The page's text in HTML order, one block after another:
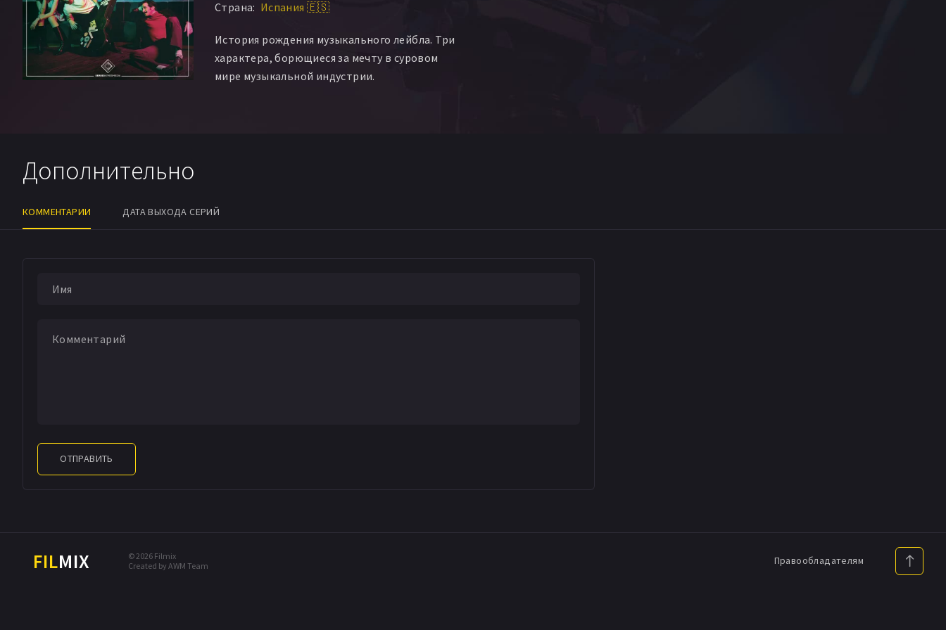
Страна: Испания 🇪🇸
История рождения музыкального лейбла. Три
характера, борющиеся за мечту в суровом
мире музыкальной индустрии.
Дополнительно
КОММЕНТАРИИ ДАТА ВЫХОДА СЕРИЙ
ОТПРАВИТЬ
FILMIX
© 2026 Filmix
Created by AWM Team
Правообладателям